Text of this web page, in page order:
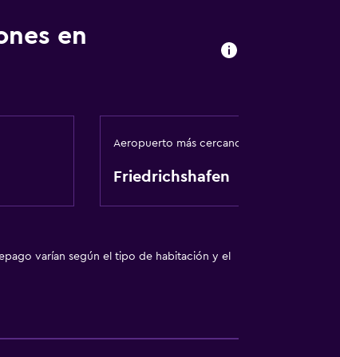
en
Aeropuerto más cercano
Friedrichshafen
varían según el tipo de habitación y el